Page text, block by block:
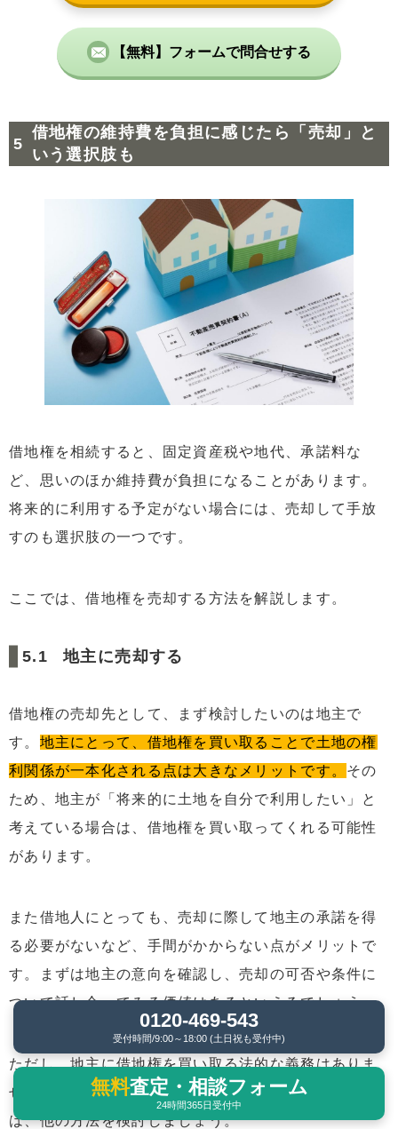
【無料】フォームで問合せする
借地権の維持費を負担に感じたら「売却」と
いう選択肢も
借地権を相続すると、固定資産税や地代、承諾料な
ど、思いのほか維持費が負担になることがあります。
将来的に利用する予定がない場合には、売却して手放
すのも選択肢の一つです。
ここでは、借地権を売却する方法を解説します。
地主に売却する
借地権の売却先として、まず検討したいのは地主で
す。 地主にとって、借地権を買い取ることで土地の権
利関係が一本化される点は大きなメリットです。 その
ため、地主が「将来的に土地を自分で利用したい」と
考えている場合は、借地権を買い取ってくれる可能性
があります。
また借地人にとっても、売却に際して地主の承諾を得
る必要がないなど、手間がかからない点がメリットで
す。まずは地主の意向を確認し、売却の可否や条件に
ついて話し合ってみる価値はあるといえるでしょう。
ただし、地主に借地権を買い取る法的な義務はありま
せん。地主から前向きな返事をもらえなかった場合に
は、他の方法を検討しましょう。
0120-469-543
受付時間/9:00～18:00 (土日祝も受付中)
無料査定・相談フォーム
24時間365日受付中